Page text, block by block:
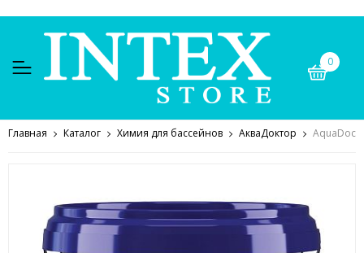
0
Главная Каталог Химия для бассейнов АкваДоктор